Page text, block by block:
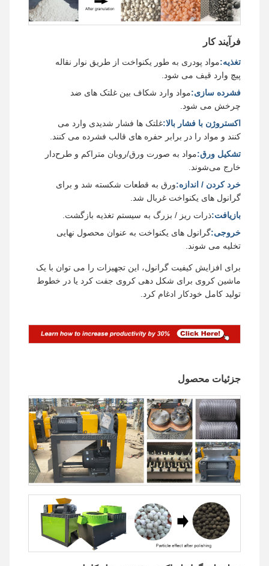
فرآیند کار
تغذیه:مواد پودری به طور یکنواخت از طریق نوار نقاله
پیچ وارد قیف می شود.
فشرده سازی:مواد وارد شکاف بین غلتک های ضد
چرخش می شود.
اکستروژن با فشار بالا:غلتک ها فشار شدیدی وارد می
کنند و مواد را در برابر حفره های قالب فشرده می کنند.
تشکیل ورق: مواد به صورت ورق/روبان متراکم و طرح‌دار
خارج می‌شوند.
خرد کردن / اندازه:ورق به قطعات شکسته شد و برای
گرانول های یکنواخت غربال شد.
بازیافت:ذرات ریز / بزرگ به سیستم تغذیه بازگشت.
خروجی:گرانول های یکنواخت به عنوان محصول نهایی
تخلیه می شوند.
برای افزایش کیفیت گرانول، این تجهیزات را می توان با یک
ماشین کروی برای شکل دهی کروی جفت کرد یا در خطوط
تولید کامل خودکار ادغام کرد.
جزئیات محصول